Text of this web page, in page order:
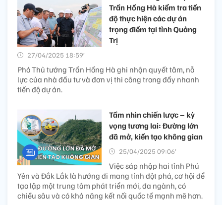
Trần Hồng Hà kiểm tra tiến
độ thực hiện các dự án
trọng điểm tại tỉnh Quảng
Trị
27/04/2025 18:59’
Phó Thủ tướng Trần Hồng Hà ghi nhận quyết tâm, nỗ
lực của nhà đầu tư và đơn vị thi công trong đẩy nhanh
tiến độ dự án.
Tầm nhìn chiến lược – kỳ
vọng tương lai: Đường lớn
đã mở, kiến tạo không gian
25/04/2025 09:06’
Việc sáp nhập hai tỉnh Phú
Yên và Đắk Lắk là hướng đi mang tính đột phá, cơ hội để
tạo lập một trung tâm phát triển mới, đa ngành, có
chiều sâu và có khả năng kết nối quốc tế mạnh mẽ hơn.